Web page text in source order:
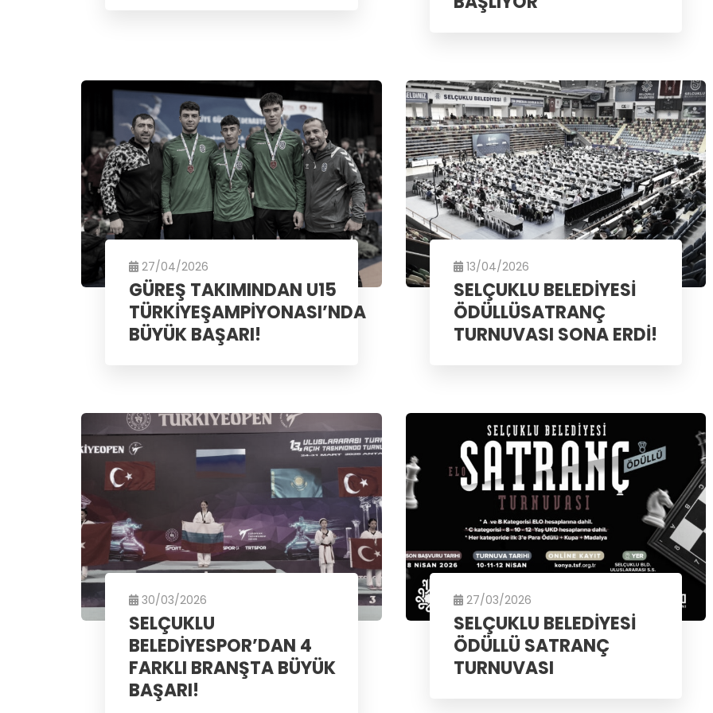
27/04/2026
GÜREŞ TAKIMINDAN U15
TÜRKİYEŞAMPİYONASI’NDA
BÜYÜK BAŞARI!
13/04/2026
SELÇUKLU BELEDİYESİ
ÖDÜLLÜSATRANÇ
TURNUVASI SONA ERDİ!
30/03/2026
SELÇUKLU
BELEDİYESPOR’DAN 4
FARKLI BRANŞTA BÜYÜK
BAŞARI!
27/03/2026
SELÇUKLU BELEDİYESİ
ÖDÜLLÜ SATRANÇ
TURNUVASI